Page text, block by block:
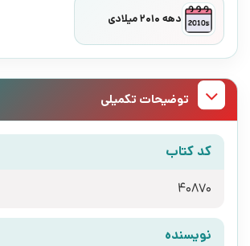
دهه 2010 میلادی
توضیحات تکمیلی
کد کتاب
40870
نویسنده